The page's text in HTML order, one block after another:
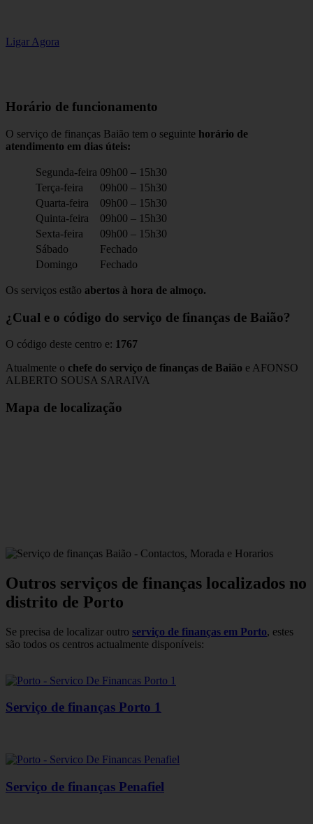
Ligar Agora
Horário de funcionamento
O serviço de finanças Baião tem o seguinte horário de
atendimento em dias úteis:
Segunda-feira 09h00 – 15h30
Terça-feira
09h00 – 15h30
Quarta-feira
09h00 – 15h30
Quinta-feira
09h00 – 15h30
Sexta-feira
09h00 – 15h30
Sábado
Fechado
Domingo
Fechado
Os serviços estão abertos à hora de almoço.
¿Cual e o código do serviço de finanças de Baião?
O código deste centro e: 1767
Atualmente o chefe do serviço de finanças de Baião e AFONSO
ALBERTO SOUSA SARAIVA
Mapa de localização
Outros serviços de finanças localizados no
distrito de Porto
Se precisa de localizar outro serviço de finanças em Porto, estes
são todos os centros actualmente disponíveis:
Serviço de finanças Porto 1
Serviço de finanças Penafiel